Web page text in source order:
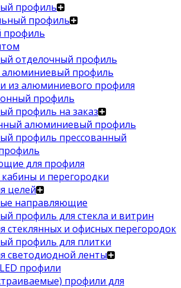
профиль
профиль
профиль
отделочный профиль
профиль
из алюминиевого профиля
профиль
профиль на заказ
алюминиевый профиль
профиль прессованный
для профиля
и перегородки
целей
направляющие
профиль для стекла и витрин
стеклянных и офисных перегородок
профиль для плитки
светодиодной ленты
профили
профили для